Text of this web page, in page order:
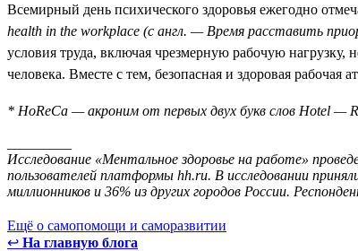
Всемирный день психического здоровья ежегодно
health in the workplace (с англ. — Время расставить
условия труда, включая чрезмерную рабочую
человека. Вместе с тем, безопасная и здоровая рабочая
* HoReCa — акроним от первых двух букв слов Hotel
Исследование «Ментальное здоровье на работе»
пользователей платформы hh.ru. В исследовании
миллионников и 36% из других городов России.
Ещё о самопомощи и саморазвитии
↩ На главную блога